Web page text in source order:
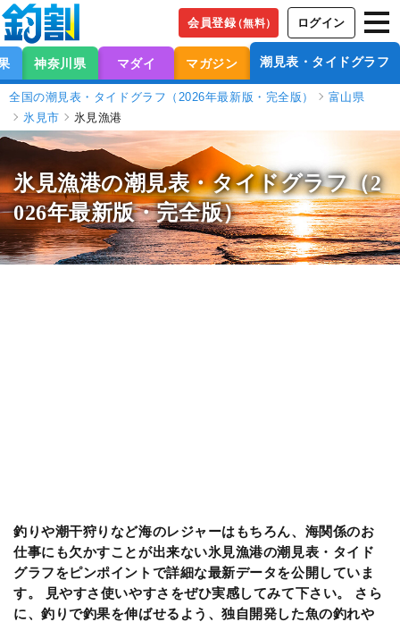
会員登録（無料） ログイン
神奈川県 マダイ マガジン 潮見表・タイドグラフ
全国の潮見表・タイドグラフ（2026年最新版・完全版）
富山県
氷見市
氷見漁港
氷見漁港の潮見表・タイドグラフ（2
026年最新版・完全版）
釣りや潮干狩りなど海のレジャーはもちろん、海関係のお
仕事にも欠かすことが出来ない氷見漁港の潮見表・タイド
グラフをピンポイントで詳細な最新データを公開していま
す。 見やすさ使いやすさをぜひ実感してみて下さい。 さら
に、釣りで釣果を伸ばせるよう、独自開発した魚の釣れや